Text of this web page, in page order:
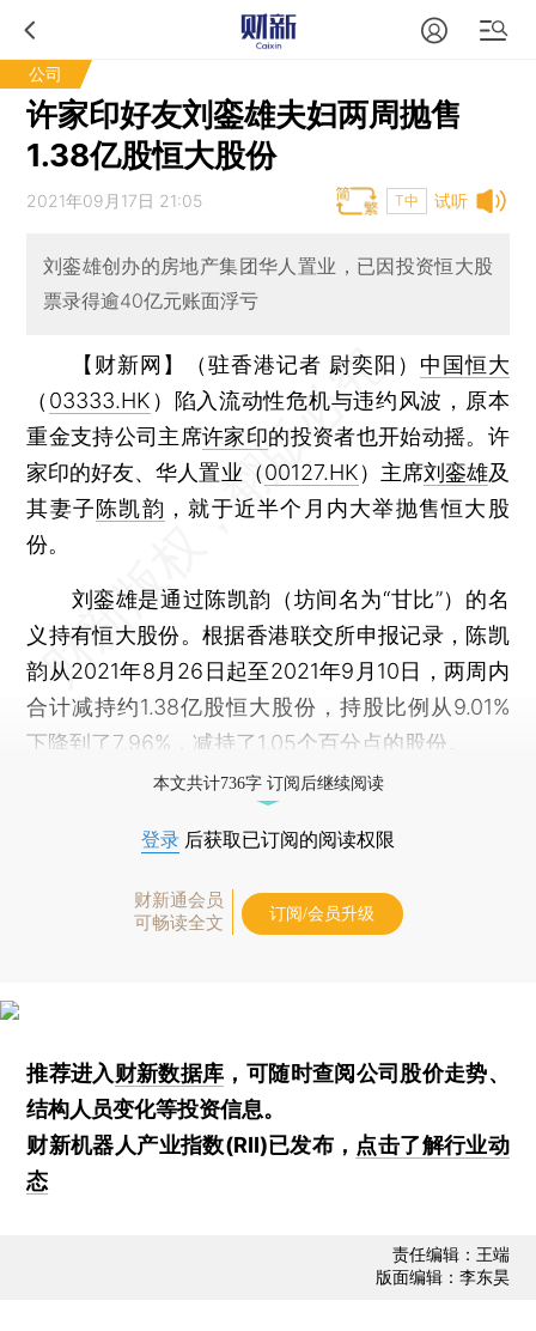
公司
许家印好友刘銮雄夫妇两周抛售
1.38亿股恒大股份
试听
2021年09月17日 21:05 T中
刘銮雄创办的房地产集团华人置业，已因投资恒大股
票录得逾40亿元账面浮亏
【财新网】（驻香港记者 尉奕阳） 中国恒大
（ 03333.HK ）陷入流动性危机与违约风波，原本
重金支持公司主席许家印的投资者也开始动摇。许
家印的好友、华人置业（00127.HK）主席刘銮雄及
其妻子陈凯韵 ，就于近半个月内大举抛售恒大股
份。
刘銮雄是通过陈凯韵（坊间名为“甘比”）的名
义持有恒大股份。根据香港联交所申报记录，陈凯
韵从2021年8月26日起至2021年9月10日，两周内
合计减持约1.38亿股恒大股份，持股比例从9.01%
下降到了7.96%，减持了1.05个百分点的股份。
本文共计736字 订阅后继续阅读
登录 后获取已订阅的阅读权限
财新通会员
可畅读全文
订阅/会员升级
推荐进入财新数据库 ，可随时查阅公司股价走势、
结构人员变化等投资信息。
财新机器人产业指数(RII)已发布， 点击了解行业动
态
责任编辑：王端
版面编辑：李东昊